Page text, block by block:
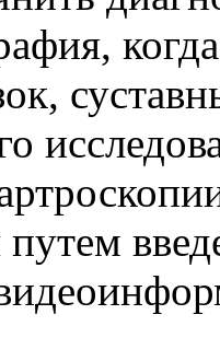
путем